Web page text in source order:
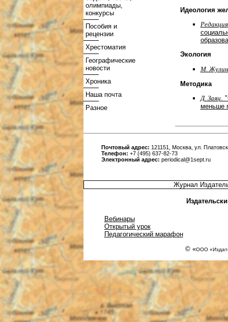
олимпиады,
конкурсы
Пособия и
рецензии
Хрестоматия
Географические
новости
Хроника
Наша почта
Разное
Идеология
Редакция
Экология
М.
Методика
Д. Заяц.
меньше
Почтовый адрес: 121151, Москва, ул.
Телефон: +7 (495) 637-82-73
Электронный адрес: periodical@1sept.ru
Журнал
Вебинары
Открытый урок
Педагогический марафон
© «ООО